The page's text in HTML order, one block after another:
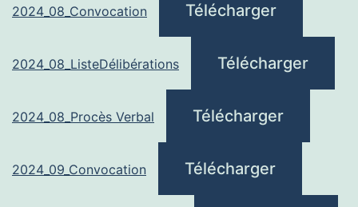
2024_08_Convocation Télécharger
2024_08_ListeDélibérations Télécharger
2024_08_Procès Verbal Télécharger
2024_09_Convocation Télécharger